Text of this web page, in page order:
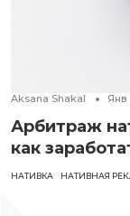
Aksana Shakal Янв
Арбитраж
как
НАТИВКА НАТИВНАЯ